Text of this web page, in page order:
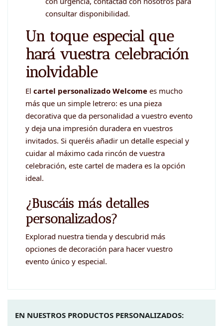
consultar disponibilidad.
Un toque especial que
hará vuestra celebración
inolvidable
El cartel personalizado Welcome es mucho
más que un simple letrero: es una pieza
decorativa que da personalidad a vuestro evento
y deja una impresión duradera en vuestros
invitados. Si queréis añadir un detalle especial y
cuidar al máximo cada rincón de vuestra
celebración, este cartel de madera es la opción
ideal.
¿Buscáis más detalles
personalizados?
Explorad nuestra tienda y descubrid más
opciones de decoración para hacer vuestro
evento único y especial.
EN NUESTROS PRODUCTOS PERSONALIZADOS: